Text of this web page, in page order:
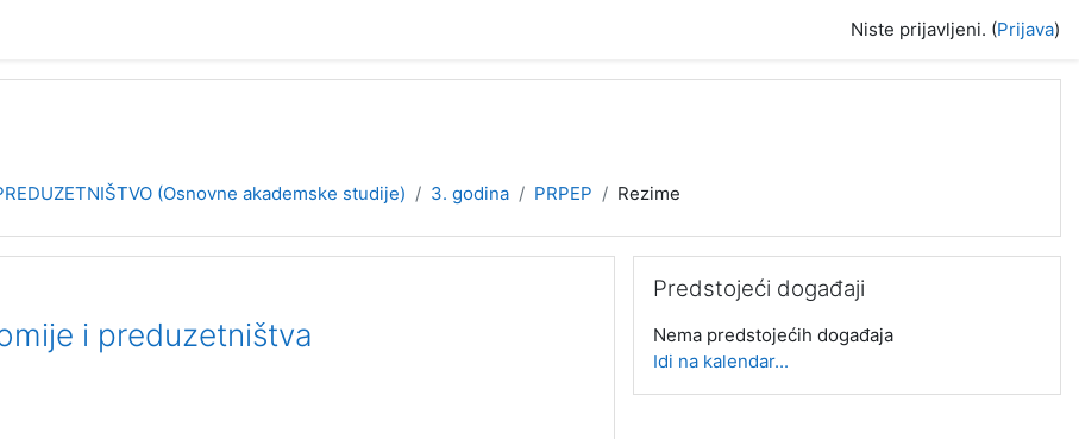
Niste prijavljeni. (Prijava)
(Osnovne akademske studije) 3. godina PRPEP Rezime
i preduzetništva
Predstojeći događaji
Nema predstojećih događaja
Idi na kalendar...